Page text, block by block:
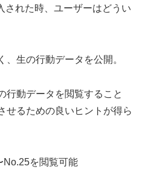
された時、ユーザーはどうい
生の行動データを公開。
行動データを閲覧すること
せるための良いヒントが得ら
No.25を閲覧可能